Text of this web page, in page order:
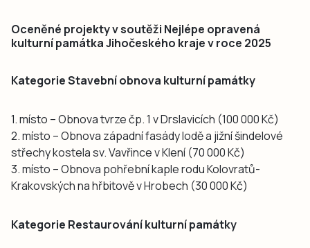
Oceněné projekty v soutěži Nejlépe opravená
kulturní památka Jihočeského kraje v roce 2025
Kategorie Stavební obnova kulturní památky
1. místo – Obnova tvrze čp. 1 v Drslavicích (100 000 Kč)
2. místo – Obnova západní fasády lodě a jižní šindelové
střechy kostela sv. Vavřince v Klení (70 000 Kč)
3. místo – Obnova pohřební kaple rodu Kolovratů-
Krakovských na hřbitově v Hrobech (30 000 Kč)
Kategorie Restaurování kulturní památky